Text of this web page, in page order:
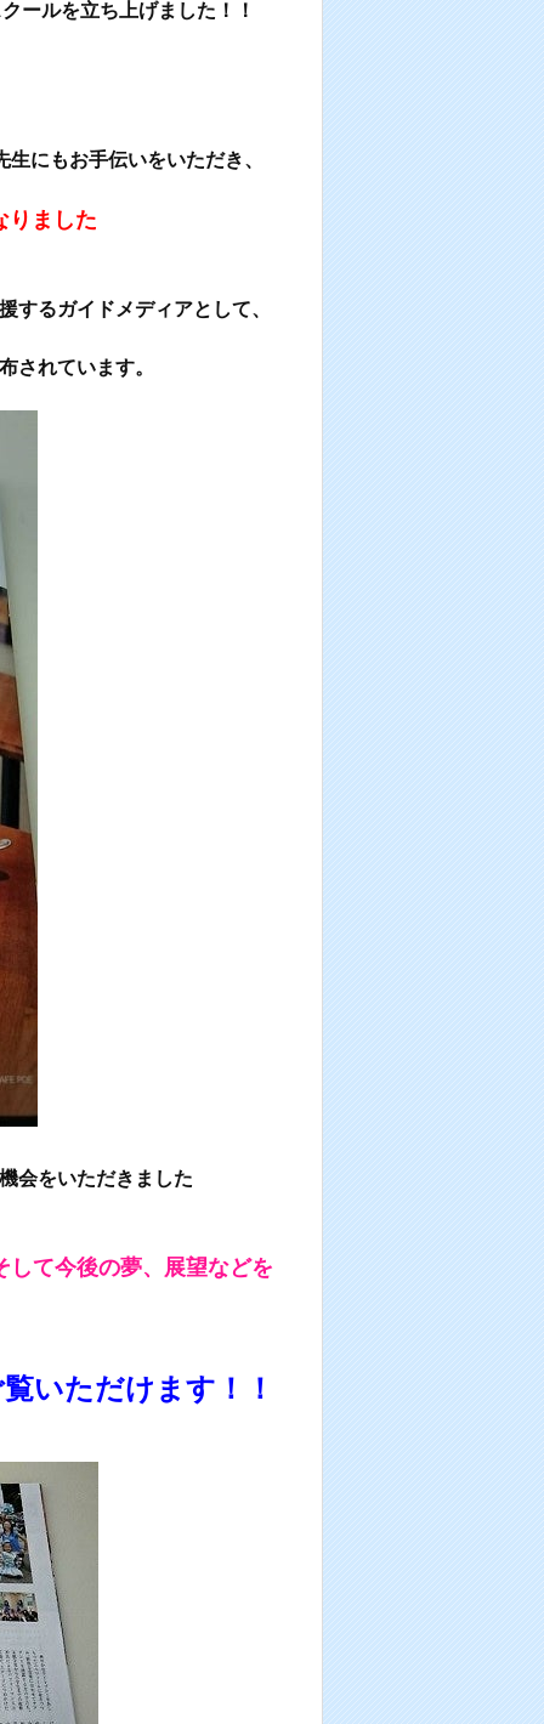
ールを立ち上げました！！
にもお手伝いをいただき、
りました
するガイドメディアとして、
されています。
会をいただきました
て今後の夢、展望などを
いただけます！！